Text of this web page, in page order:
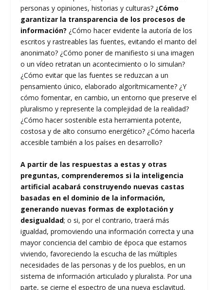
personas y opiniones, historias y culturas? ¿Cómo
garantizar la transparencia de los procesos de
información? ¿Cómo hacer evidente la autoría de los
escritos y rastreables las fuentes, evitando el manto del
anonimato? ¿Cómo poner de manifiesto si una imagen
o un vídeo retratan un acontecimiento o lo simulan?
¿Cómo evitar que las fuentes se reduzcan a un
pensamiento único, elaborado algorítmicamente? ¿Y
cómo fomentar, en cambio, un entorno que preserve el
pluralismo y represente la complejidad de la realidad?
¿Cómo hacer sostenible esta herramienta potente,
costosa y de alto consumo energético? ¿Cómo hacerla
accesible también a los países en desarrollo?
A partir de las respuestas a estas y otras
preguntas, comprenderemos si la inteligencia
artificial acabará construyendo nuevas castas
basadas en el dominio de la información,
generando nuevas formas de explotación y
desigualdad; o si, por el contrario, traerá más
igualdad, promoviendo una información correcta y una
mayor conciencia del cambio de época que estamos
viviendo, favoreciendo la escucha de las múltiples
necesidades de las personas y de los pueblos, en un
sistema de información articulado y pluralista. Por una
parte, se cierne el espectro de una nueva esclavitud,